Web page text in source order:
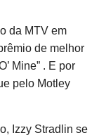
da MTV em
de melhor
Mine” . E por
pelo Motley
Izzy Stradlin se